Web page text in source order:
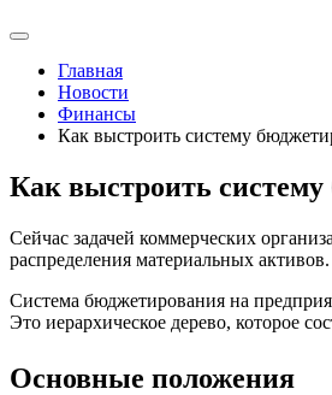
Главная
Новости
Финансы
Как выстроить систему
Как выстроить
Сейчас задачей коммерческих
распределения материальных
Система бюджетирования на
Это иерархическое дерево, которое
Основные положения